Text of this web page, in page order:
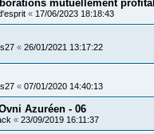
mutuellement
« 17/06/2023 18:18:43
« 26/01/2021 13:17:22
« 07/01/2020 14:40:13
Azuréen - 06
« 23/09/2019 16:11:37